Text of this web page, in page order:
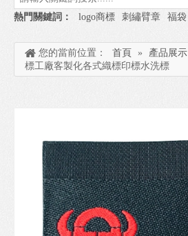
熱門關鍵詞： logo商標 刺繡臂章 福袋
您的當前位置： 首頁 » 產品展示
標工廠客製化各式織標印標水洗標